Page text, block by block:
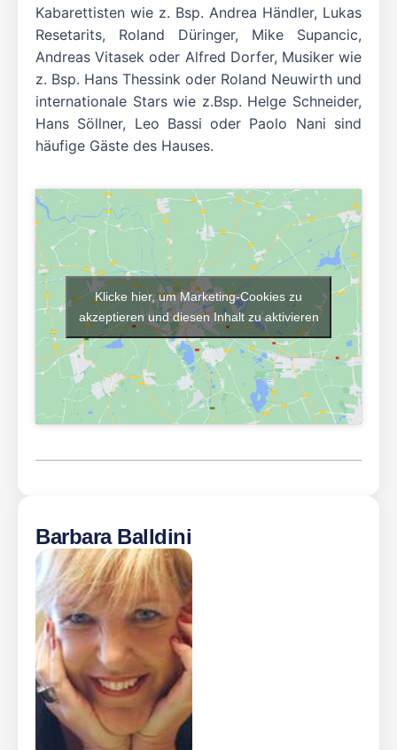
Kabarettisten wie z. Bsp. Andrea Händler, Lukas
Resetarits, Roland Düringer, Mike Supancic,
Andreas Vitasek oder Alfred Dorfer, Musiker wie
z. Bsp. Hans Thessink oder Roland Neuwirth und
internationale Stars wie z.Bsp. Helge Schneider,
Hans Söllner, Leo Bassi oder Paolo Nani sind
häufige Gäste des Hauses.
Klicke hier, um Marketing-Cookies zu
akzeptieren und diesen Inhalt zu aktivieren
Barbara Balldini